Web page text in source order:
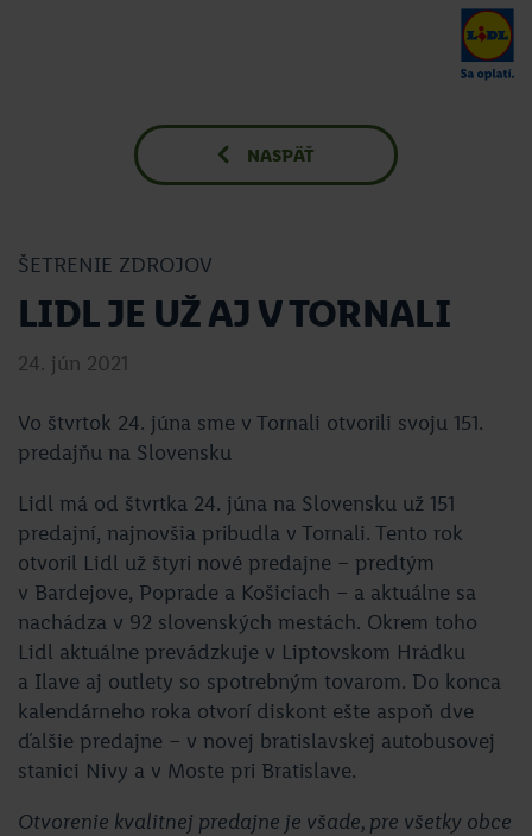
NASPÄŤ
ŠETRENIE ZDROJOV
LIDL JE UŽ AJ V TORNALI
24. jún 2021
Vo štvrtok 24. júna sme v Tornali otvorili svoju 151.
predajňu na Slovensku
Lidl má od štvrtka 24. júna na Slovensku už 151
predajní, najnovšia pribudla v Tornali. Tento rok
otvoril Lidl už štyri nové predajne – predtým
v Bardejove, Poprade a Košiciach – a aktuálne sa
nachádza v 92 slovenských mestách. Okrem toho
Lidl aktuálne prevádzkuje v Liptovskom Hrádku
a Ilave aj outlety so spotrebným tovarom. Do konca
kalendárneho roka otvorí diskont ešte aspoň dve
ďalšie predajne – v novej bratislavskej autobusovej
stanici Nivy a v Moste pri Bratislave.
Otvorenie kvalitnej predajne je všade, pre všetky obce